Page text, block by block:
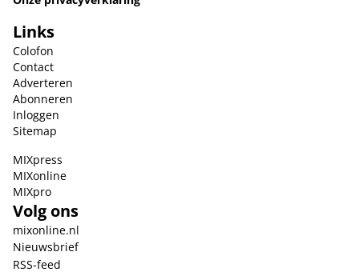
Links
Colofon
Contact
Adverteren
Abonneren
Inloggen
Sitemap
MIXpress
MIXonline
MIXpro
Volg ons
mixonline.nl
Nieuwsbrief
RSS-feed